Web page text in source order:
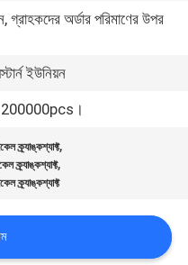
গ্রাহকদের অর্ডার পরিমাণের উপর
ইউনিয়ন
200000pcs।
ক্র্যাঙ্কশ্যাফ্ট,
ক্র্যাঙ্কশ্যাফ্ট,
ক্র্যাঙ্কশ্যাফ্ট